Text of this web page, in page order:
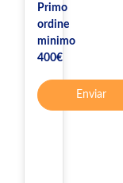
Primo
ordine
minimo
400€
Enviar